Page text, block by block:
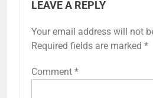
LEAVE A REPLY
Your email address will not
Required fields are marked *
Comment *